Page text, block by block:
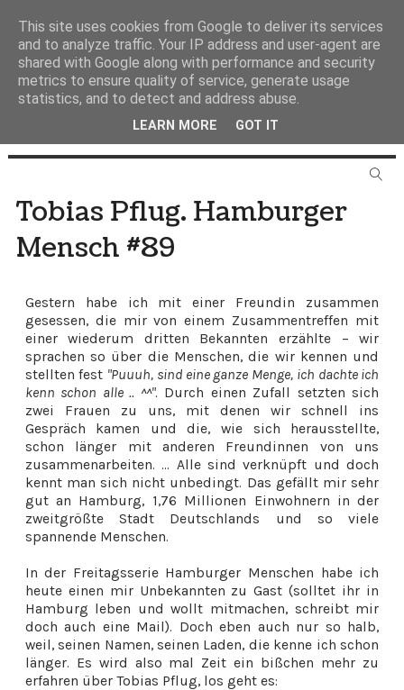
Tobias Pflug. Hamburger
Mensch #89
Gestern habe ich mit einer Freundin zusammen
gesessen, die mir von einem Zusammentreffen mit
einer wiederum dritten Bekannten erzählte – wir
sprachen so über die Menschen, die wir kennen und
stellten fest "Puuuh, sind eine ganze Menge, ich dachte ich
kenn schon alle .. ^^". Durch einen Zufall setzten sich
zwei Frauen zu uns, mit denen wir schnell ins
Gespräch kamen und die, wie sich herausstellte,
schon länger mit anderen Freundinnen von uns
zusammenarbeiten. ... Alle sind verknüpft und doch
kennt man sich nicht unbedingt. Das gefällt mir sehr
gut an Hamburg, 1,76 Millionen Einwohnern in der
zweitgrößte Stadt Deutschlands und so viele
spannende Menschen.
In der Freitagsserie Hamburger Menschen habe ich
heute einen mir Unbekannten zu Gast (solltet ihr in
Hamburg leben und wollt mitmachen, schreibt mir
doch auch eine Mail). Doch eben auch nur so halb,
weil, seinen Namen, seinen Laden, die kenne ich schon
länger. Es wird also mal Zeit ein bißchen mehr zu
erfahren über Tobias Pflug, los geht es:
This site uses cookies from Google to deliver its services
and to analyze traffic. Your IP address and user-agent are
shared with Google along with performance and security
metrics to ensure quality of service, generate usage
statistics, and to detect and address abuse.
LEARN MORE GOT IT